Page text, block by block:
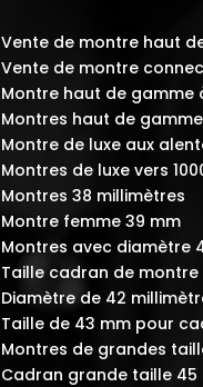
Vente de montre haut
Vente de montre
Montre haut de gamme
Montres haut de
Montre de luxe aux
Montres de luxe vers
Montres 38 millimètres
Montre femme 39 mm
Montres avec diamètre
Taille cadran de montre
Diamètre de 42
Taille de 43 mm pour
Montres de grandes
Cadran grande taille 45